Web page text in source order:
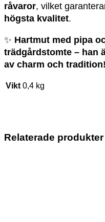
råvaror, vilket
högsta kvalitet.
✨ Hartmut med pipa
trädgårdstomte – han
av charm och tradition!
Vikt 0,4 kg
Relaterade produkter